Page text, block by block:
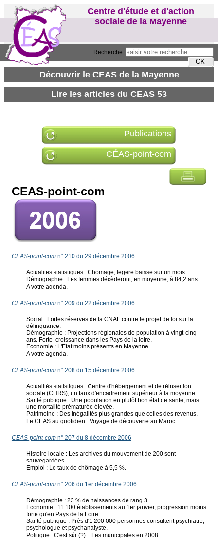
Recherche:
Centre d'étude et d'action
sociale de la Mayenne
Publications
CÉAS-point-com
CEAS-point-com
CEAS-point-comn° 210 du 29 décembre 2006
Actualités statistiques : Chômage, légère baisse sur un mois.
Démographie : Les femmes décèderont, en moyenne, à 84,2 ans.
A votre agenda.
CEAS-point-comn° 209 du 22 décembre 2006
Social : Fortes réserves de la CNAF contre le projet de loi sur la
délinquance.
Démographie : Projections régionales de population à vingt-cinq
ans. Forte croissance dans les Pays de la loire.
Economie : L'Etat moins présents en Mayenne.
A votre agenda.
CEAS-point-comn° 208 du 15 décembre 2006
Actualités statistiques : Centre d'hébergement et de réinsertion
sociale (CHRS), un taux d'encadrement supérieur à la moyenne.
Santé publique : Une population en plutôt bon état de santé, mais
une mortalité prématurée élevée.
Patrimoine : Des inégalités plus grandes que celles des revenus.
Le CEAS au quotidien : Voyage de découverte au Maroc.
CEAS-point-comn° 207 du 8 décembre 2006
Histoire locale : Les archives du mouvement de 200 sont
sauvegardées.
Emploi : Le taux de chômage à 5,5 %.
CEAS-point-comn° 206 du 1er décembre 2006
Démographie : 23 % de naissances de rang 3.
Economie : 11 100 établissements au 1er janvier, progression moins
forte qu'en Pays de la Loire.
Santé publique : Près d'1 200 000 personnes consultent psychiatre,
psychologue et psychanalyste.
Politique : C'est sûr (?)... Les municipales en 2008.